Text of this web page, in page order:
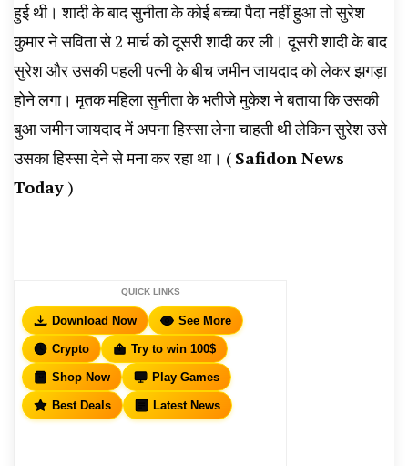
हुई थी। शादी के बाद सुनीता के कोई बच्चा पैदा नहीं हुआ तो सुरेश
कुमार ने सविता से 2 मार्च को दूसरी शादी कर ली। दूसरी शादी के बाद
सुरेश और उसकी पहली पत्नी के बीच जमीन जायदाद को लेकर झगड़ा
होने लगा। मृतक महिला सुनीता के भतीजे मुकेश ने बताया कि उसकी
बुआ जमीन जायदाद में अपना हिस्सा लेना चाहती थी लेकिन सुरेश उसे
उसका हिस्सा देने से मना कर रहा था। ( Safidon News
Today )
QUICK LINKS
Download Now See More
Crypto Try to win 100$
Shop Now Play Games
Best Deals Latest News